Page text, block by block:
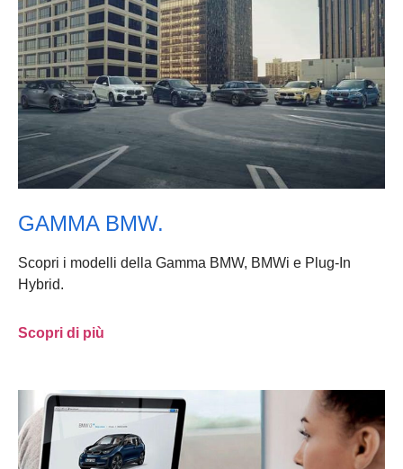
GAMMA BMW.
Scopri i modelli della Gamma BMW, BMWi e Plug-In
Hybrid.
Scopri di più